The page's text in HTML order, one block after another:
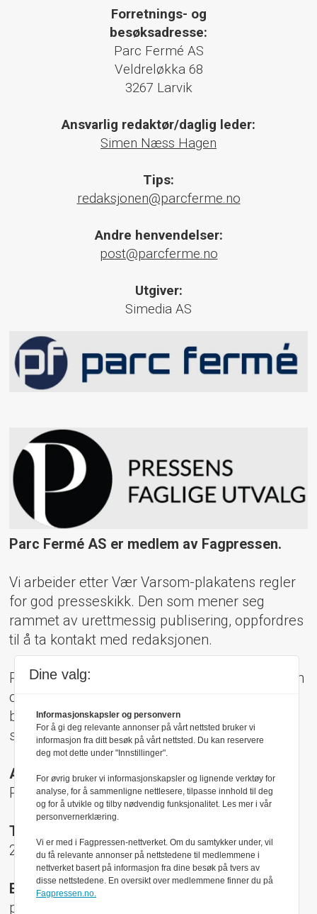
Forretnings- og
besøksadresse:
Parc Fermé AS
Veldreløkka 68
3267 Larvik
Ansvarlig redaktør/daglig leder:
Simen Næss Hagen
Tips:
redaksjonen@parcferme.no
Andre henvendelser:
post@parcferme.no
Utgiver:
Simedia AS
Parc Fermé AS er medlem av Fagpressen.
Vi arbeider etter Vær Varsom-plakatens regler
for god presseskikk. Den som mener seg
rammet av urettmessig publisering, oppfordres
til å ta kontakt med redaksjonen.
Pressens Faglige Utvalg (PFU) er et klageorgan
oppnevnt av Norsk Presseforbund som
behandler klager mot mediene i presseetiske
spørsmål.
Adresse:
Rådhusgt 17, 0158 Oslo
Telefon:
22 40 50 40
E-post:
pfu@presse.no
Dine valg:
Informasjonskapsler og personvern
For å gi deg relevante annonser på vårt nettsted bruker vi
informasjon fra ditt besøk på vårt nettsted. Du kan reservere
deg mot dette under "Innstillinger".
For øvrig bruker vi informasjonskapsler og lignende verktøy for
analyse, for å sammenligne nettlesere, tilpasse innhold til deg
og for å utvikle og tilby nødvendig funksjonalitet. Les mer i vår
personvernerklæring.
Vi er med i Fagpressen-nettverket. Om du samtykker under, vil
du få relevante annonser på nettstedene til medlemmene i
nettverket basert på informasjon fra dine besøk på tvers av
disse nettstedene. En oversikt over medlemmene finner du på
Fagpressen.no.